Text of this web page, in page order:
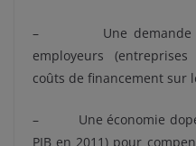
– Une demande
employeurs
coûts de financement sur
– Une économie dopée
PIB en 2011) pour